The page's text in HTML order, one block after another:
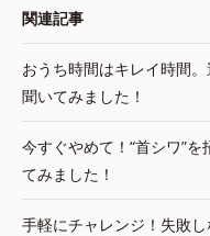
関連記事
おうち時間はキレイ時間
聞いてみました！
今すぐやめて！“首シワ”
てみました！
手軽にチャレンジ！失敗